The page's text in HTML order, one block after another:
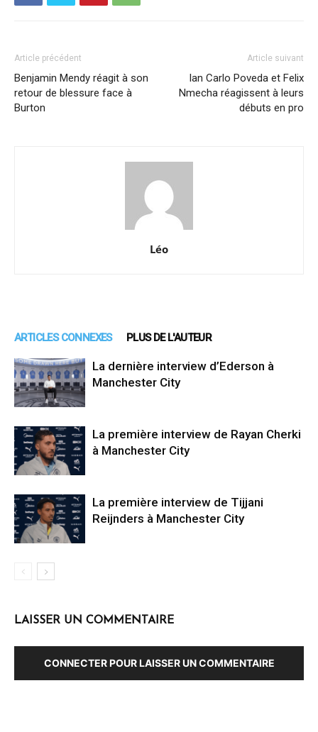
Article précédent
Benjamin Mendy réagit à son
retour de blessure face à
Burton
Article suivant
Ian Carlo Poveda et Felix
Nmecha réagissent à leurs
débuts en pro
Léo
ARTICLES CONNEXES PLUS DE L'AUTEUR
La dernière interview d’Ederson à
Manchester City
La première interview de Rayan Cherki
à Manchester City
La première interview de Tijjani
Reijnders à Manchester City
LAISSER UN COMMENTAIRE
CONNECTER POUR LAISSER UN COMMENTAIRE